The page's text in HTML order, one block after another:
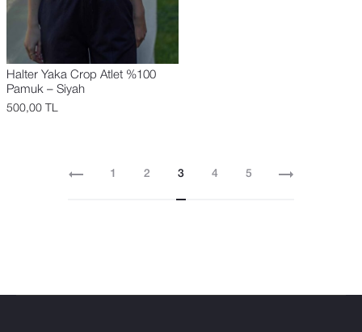
Halter Yaka Crop Atlet %100
Pamuk – Siyah
500,00
1 2 3 4 5